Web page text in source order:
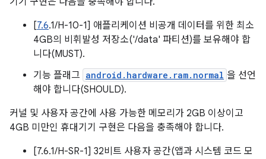
[7.6.1/H-10-1] 애플리케이션 비공개 데이터를 위한 최소
4GB의 비휘발성 저장소('/data' 파티션)를 보유해야 합
니다(MUST).
기능 플래그 android.hardware.ram.normal 을 선언
해야 합니다(SHOULD).
커널 및 사용자 공간에 사용 가능한 메모리가 2GB 이상이고
4GB 미만인 휴대기기 구현은 다음을 충족해야 합니다.
[7.6.1/H-SR-1] 32비트 사용자 공간(앱과 시스템 코드 모